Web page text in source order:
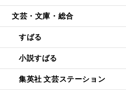
文芸・文庫・総合
すばる
小説すばる
集英社 文芸ステーション